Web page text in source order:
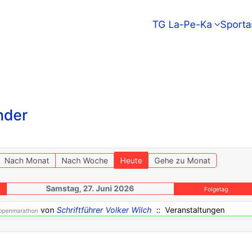
TG La-Pe-Ka
Nach Monat Nach Woche Heute Gehe zu Monat
Samstag, 27. Juni 2026 Folgetag
von Schriftführer Volker Wilch :: Veranstaltungen